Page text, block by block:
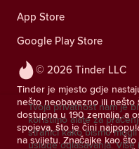
© 2026 Tinder LLC
Tinder je mjesto gdje
nešto neobavezno ili nešto
dostupna u 190 zemalja, a
spojeva, što je čini
na svijetu. Značajke kao
App Store
Google Play Store
Tvoja privatnost nam je
koristimo alate za
stranici kako bismo
usluge oglašavanja. Više